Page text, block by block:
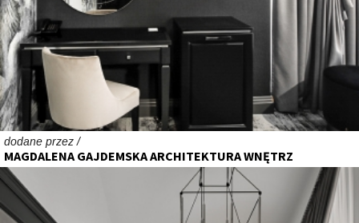
dodane przez /
MAGDALENA GAJDEMSKA ARCHITEKTURA WNĘTRZ